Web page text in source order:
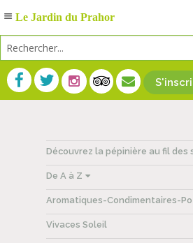
Découvrez la pépinière au fil des
De A à Z
Aromatiques-Condimentaires-
Vivaces Soleil
Le Jardin du Prahor